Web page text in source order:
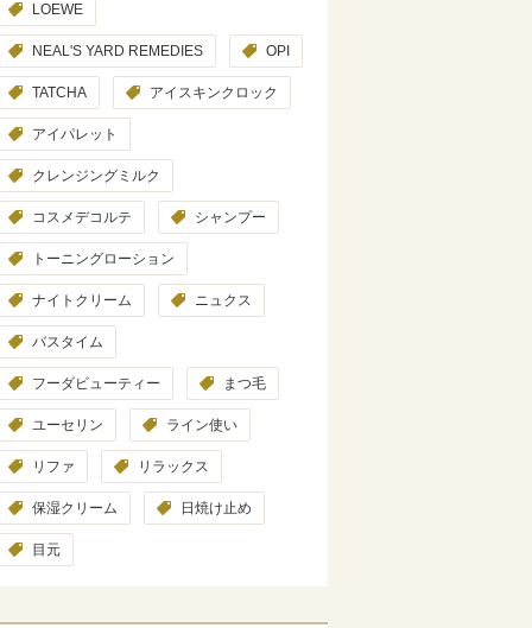
LOEWE
NEAL'S YARD REMEDIES OPI
TATCHA アイスキンクロック
アイパレット
クレンジングミルク
コスメデコルテ シャンプー
トーニングローション
ナイトクリーム ニュクス
バスタイム
フーダビューティー まつ毛
ユーセリン ライン使い
リファ リラックス
保湿クリーム 日焼け止め
目元